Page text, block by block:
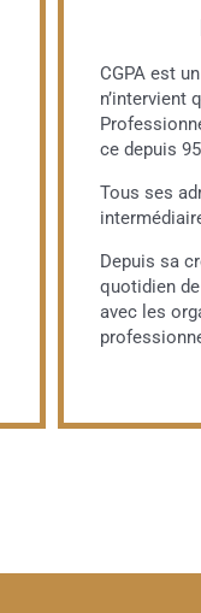
CGPA est
n’intervient
ce depuis
Tous ses
Depuis sa
quotidien
avec les